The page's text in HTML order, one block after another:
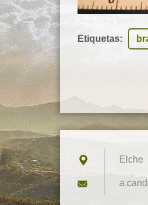
Etiquetas:
Elche